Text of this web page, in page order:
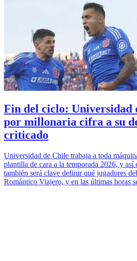
Fin del ciclo: Universidad
por millonaria cifra a su
criticado
Universidad de Chile trabaja a toda
plantilla de cara a la temporada 2026, y así
también será clave definir qué jugadores
Romántico Viajero, y en las últimas horas